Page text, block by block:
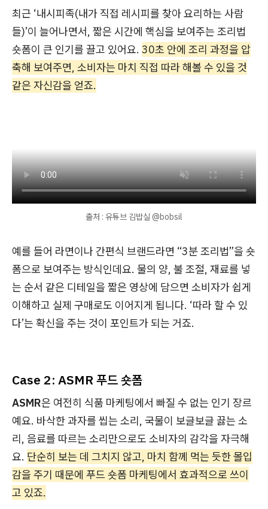
최근 ‘내시피족(내가 직접 레시피를 찾아 요리하는 사람
들)’이 늘어나면서, 짧은 시간에 핵심을 보여주는 조리법
숏폼이 큰 인기를 끌고 있어요. 30초 안에 조리 과정을 압
축해 보여주면, 소비자는 마치 직접 따라 해볼 수 있을 것
같은 자신감을 얻죠.
출처 : 유튜브 김밥실 @bobsil
예를 들어 라면이나 간편식 브랜드라면 “3분 조리법”을 숏
폼으로 보여주는 방식인데요. 물의 양, 불 조절, 재료를 넣
는 순서 같은 디테일을 짧은 영상에 담으면 소비자가 쉽게
이해하고 실제 구매로도 이어지게 됩니다. ‘따라 할 수 있
다’는 확신을 주는 것이 포인트가 되는 거죠.
Case 2: ASMR 푸드 숏폼
ASMR은 여전히 식품 마케팅에서 빠질 수 없는 인기 장르
예요. 바삭한 과자를 씹는 소리, 국물이 보글보글 끓는 소
리, 음료를 따르는 소리만으로도 소비자의 감각을 자극해
요. 단순히 보는 데 그치지 않고, 마치 함께 먹는 듯한 몰입
감을 주기 때문에 푸드 숏폼 마케팅에서 효과적으로 쓰이
고 있죠.